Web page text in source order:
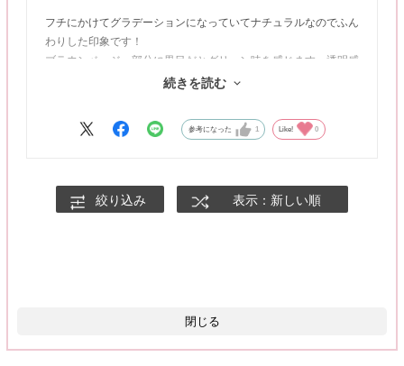
フチにかけてグラデーションになっていてナチュラルなのでふん
わりした印象です！
ブラウンベージュ部分に黒目だとグリーン味を感じます。透明感
続きを読む
参考になった 1 Like! 0
絞り込み 表示：新しい順
閉じる